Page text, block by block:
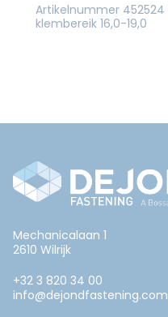
Artikelnummer 452524
klembereik 16,0-19,0
Mechanicalaan 1
2610 Wilrijk
+32 3 820 34 00
info@dejondfastening.com